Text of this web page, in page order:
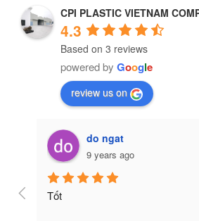
CPI PLASTIC VIETNAM
4.3
Based on 3 reviews
powered by Google
review us on
do ngat
9 years ago
Tốt